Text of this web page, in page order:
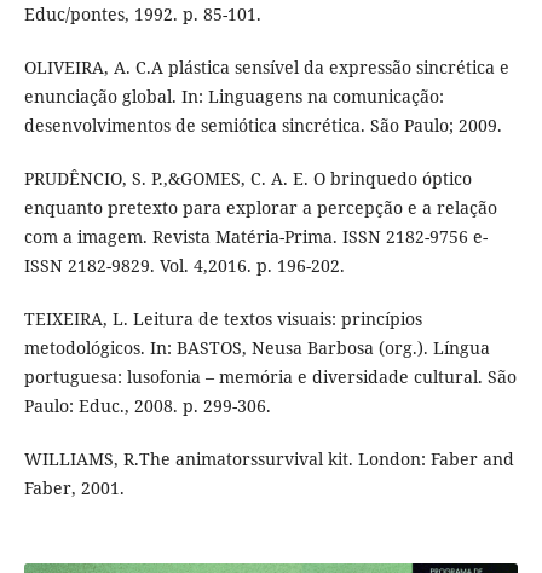
Educ/pontes, 1992. p. 85-101.
OLIVEIRA, A. C.A plástica sensível da expressão sincrética e
enunciação global. In: Linguagens na comunicação:
desenvolvimentos de semiótica sincrética. São Paulo; 2009.
PRUDÊNCIO, S. P.,&GOMES, C. A. E. O brinquedo óptico
enquanto pretexto para explorar a percepção e a relação
com a imagem. Revista Matéria-Prima. ISSN 2182-9756 e-
ISSN 2182-9829. Vol. 4,2016. p. 196-202.
TEIXEIRA, L. Leitura de textos visuais: princípios
metodológicos. In: BASTOS, Neusa Barbosa (org.). Língua
portuguesa: lusofonia – memória e diversidade cultural. São
Paulo: Educ., 2008. p. 299-306.
WILLIAMS, R.The animatorssurvival kit. London: Faber and
Faber, 2001.